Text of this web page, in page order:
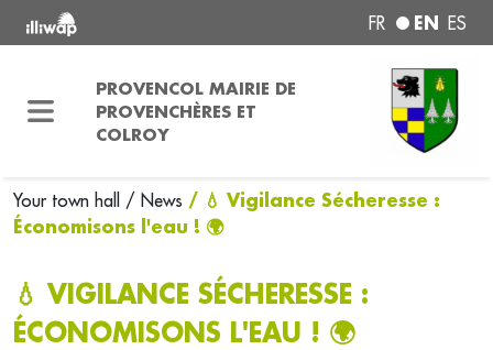
FR EN ES
PROVENCOL MAIRIE DE
PROVENCHÈRES ET
COLROY
Your town hall / News / 💧 Vigilance Sécheresse :
Économisons l'eau ! 🌍
💧 VIGILANCE SÉCHERESSE :
ÉCONOMISONS L'EAU ! 🌍